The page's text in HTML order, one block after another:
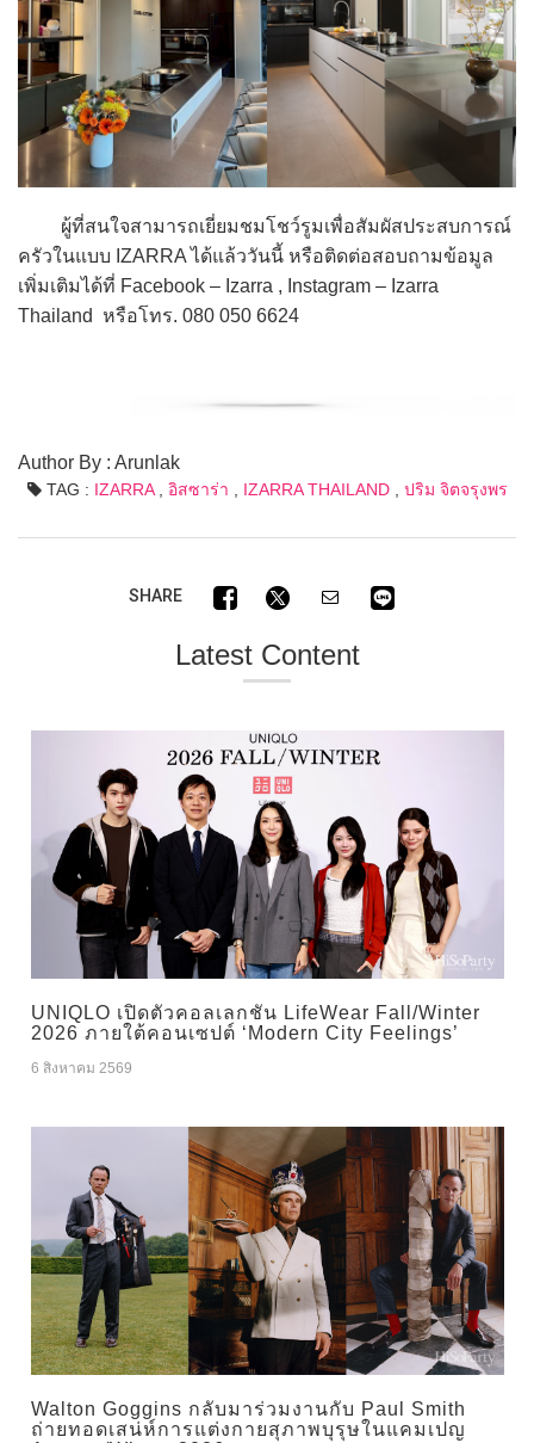
ผู้ที่สนใจสามารถเยี่ยมชมโชว์รูมเพื่อสัมผัสประสบการณ์
ครัวในแบบ IZARRA ได้แล้ววันนี้ หรือติดต่อสอบถามข้อมูล
เพิ่มเติมได้ที่ Facebook – Izarra , Instagram – Izarra
Thailand หรือโทร. 080 050 6624
Author By : Arunlak
TAG : IZARRA, อิสซาร่า IZARRA THAILAND, ปริม จิตจรุงพร
SHARE
Latest Content
UNIQLO เปิดตัวคอลเลกชัน LifeWear Fall/Winter
2026 ภายใต้คอนเซปต์ ‘Modern City Feelings’
6 สิงหาคม 2569
Walton Goggins กลับมาร่วมงานกับ Paul Smith
ถ่ายทอดเสน่ห์การแต่งกายสุภาพบุรุษในแคมเปญ